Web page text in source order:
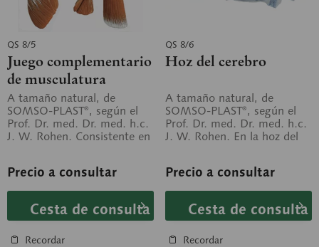
QS 8/5
Juego complementario
de musculatura
masticatoria para los
modelos de cráneo de
14 y 18 piezas
A tamaño natural, de
SOMSO-PLAST®, según el
Prof. Dr. med. Dr. med. h.c.
J. W. Rohen. Consistente en
Precio a consultar
Cesta de consulta
Recordar
QS 8/6
Hoz del cerebro
A tamaño natural, de
SOMSO-PLAST®, según el
Prof. Dr. med. Dr. med. h.c.
J. W. Rohen. En la hoz del
Precio a consultar
Cesta de consulta
Recordar